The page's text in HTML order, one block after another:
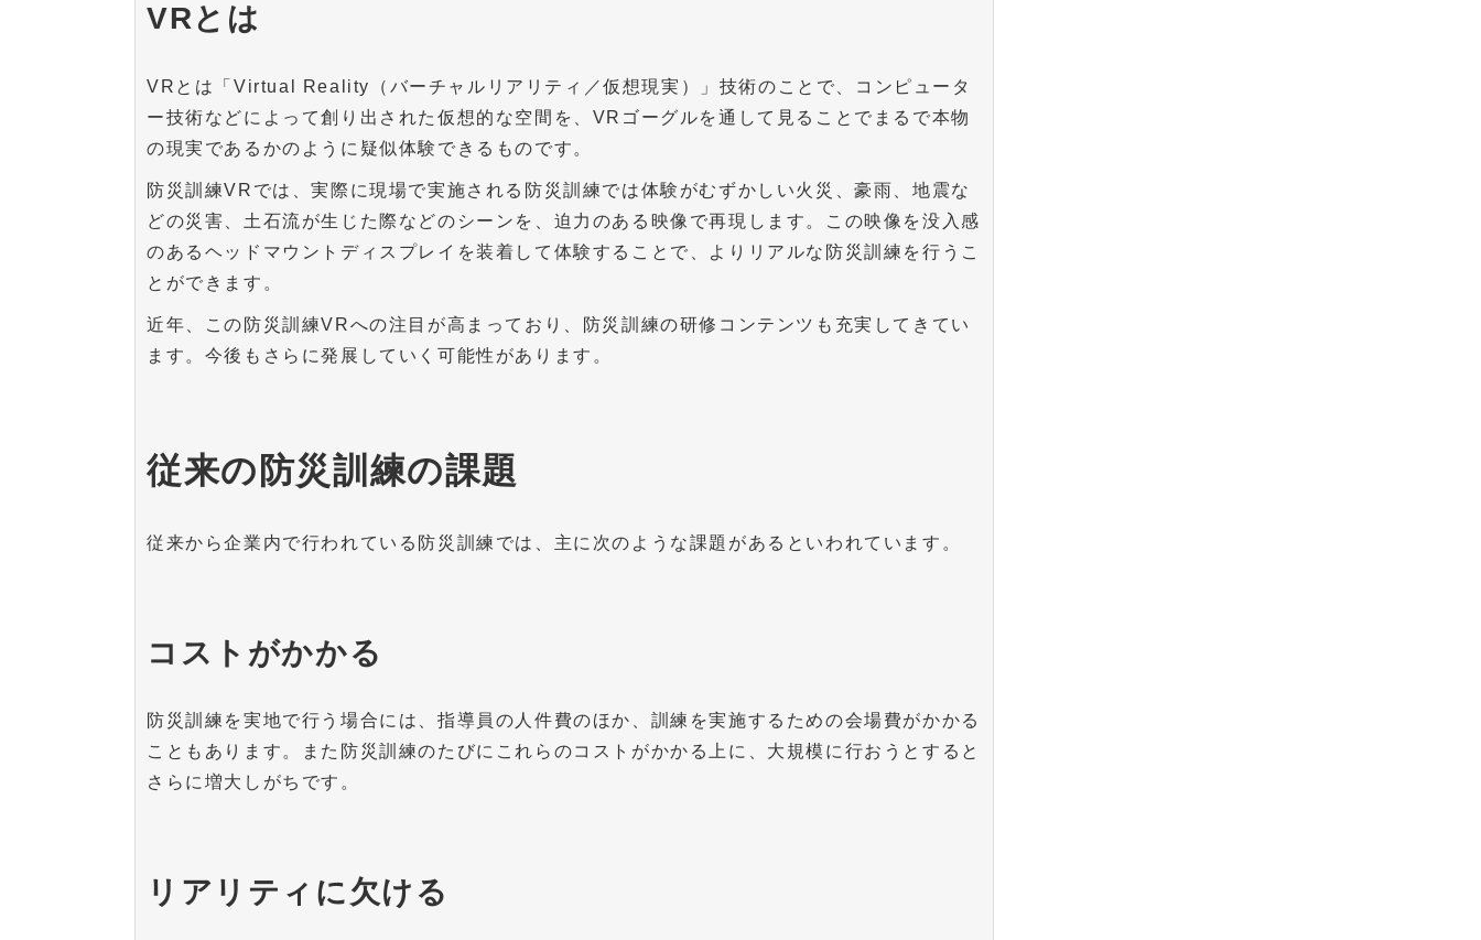
VRとは
VRとは「Virtual Reality（バーチャルリアリティ／仮想現実）」技術のことで、コンピュータ
ー技術などによって創り出された仮想的な空間を、VRゴーグルを通して見ることでまるで本物
の現実であるかのように疑似体験できるものです。
防災訓練VRでは、実際に現場で実施される防災訓練では体験がむずかしい火災、豪雨、地震な
どの災害、土石流が生じた際などのシーンを、迫力のある映像で再現します。この映像を没入感
のあるヘッドマウントディスプレイを装着して体験することで、よりリアルな防災訓練を行うこ
とができます。
近年、この防災訓練VRへの注目が高まっており、防災訓練の研修コンテンツも充実してきてい
ます。今後もさらに発展していく可能性があります。
従来の防災訓練の課題
従来から企業内で行われている防災訓練では、主に次のような課題があるといわれています。
コストがかかる
防災訓練を実地で行う場合には、指導員の人件費のほか、訓練を実施するための会場費がかかる
こともあります。また防災訓練のたびにこれらのコストがかかる上に、大規模に行おうとすると
さらに増大しがちです。
リアリティに欠ける